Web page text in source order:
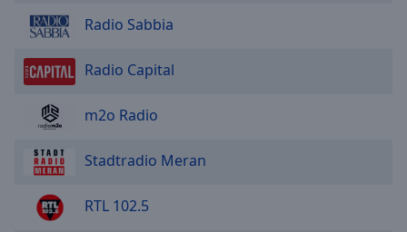
Opacity
Font
Size
Edge
Radio Sabbia
Radio Capital
m2o Radio
Stadtradio Meran
RTL 102.5